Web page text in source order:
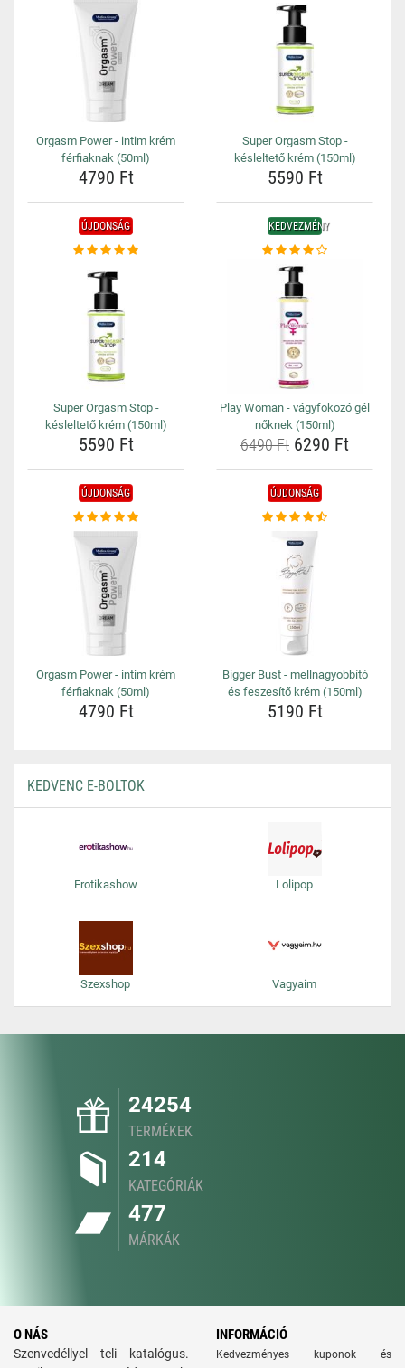
Orgasm Power - intim krém
férfiaknak (50ml)
4790 Ft
Super Orgasm Stop -
késleltető krém (150ml)
5590 Ft
ÚJDONSÁG
Super Orgasm Stop -
késleltető krém (150ml)
5590 Ft
KEDVEZMÉNY
Play Woman - vágyfokozó gél
nőknek (150ml)
6490 Ft 6290 Ft
ÚJDONSÁG
Orgasm Power - intim krém
férfiaknak (50ml)
4790 Ft
ÚJDONSÁG
Bigger Bust - mellnagyobbító
és feszesítő krém (150ml)
5190 Ft
KEDVENC E-BOLTOK
Erotikashow Lolipop
Szexshop Vagyaim
24254
TERMÉKEK
214
KATEGÓRIÁK
477
MÁRKÁK
O NÁS
Szenvedéllyel teli katalógus.
INFORMÁCIÓ
Kedvezményes kuponok és